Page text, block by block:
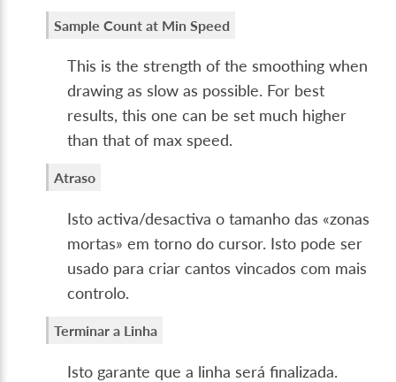
Sample Count at Min Speed
This is the strength of the smoothing when
drawing as slow as possible. For best
results, this one can be set much higher
than that of max speed.
Atraso
Isto activa/desactiva o tamanho das «zonas
mortas» em torno do cursor. Isto pode ser
usado para criar cantos vincados com mais
controlo.
Terminar a Linha
Isto garante que a linha será finalizada.